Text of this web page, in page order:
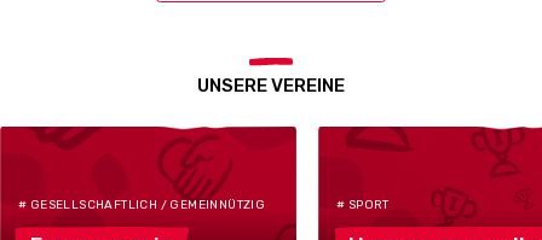
UNSERE VEREINE
# GESELLSCHAFTLICH / GEMEINNÜTZIG # SPORT